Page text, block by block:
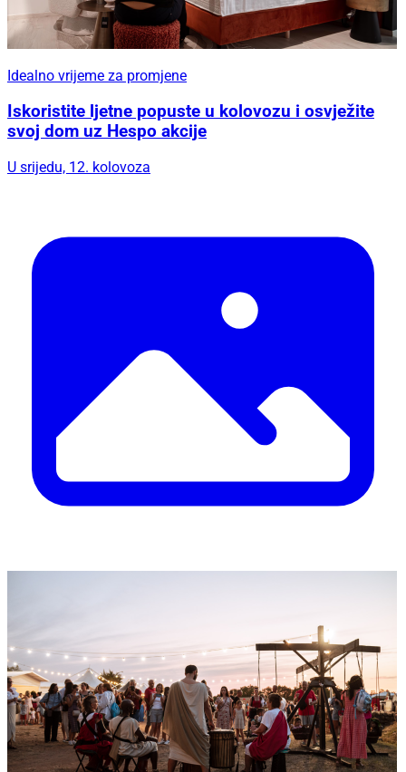
Idealno vrijeme za promjene
Iskoristite ljetne popuste u kolovozu i osvježite
svoj dom uz Hespo akcije
U srijedu, 12. kolovoza